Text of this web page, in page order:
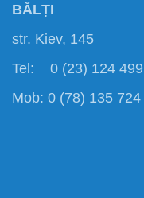
BĂLȚI
str. Kiev, 145
Tel: 0 (23) 124 499
Mob: 0 (78) 135 724